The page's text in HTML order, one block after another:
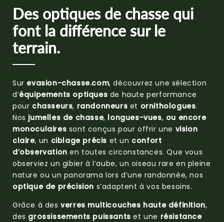
Des optiques de chasse qui
font la différence sur le
terrain.
Sur evasion-chasse.com, découvrez une sélection
d’équipements optiques de haute performance
pour chasseurs, randonneurs et ornithologues.
Nos jumelles de chasse, longues-vues, ou encore
monoculaires sont conçus pour offrir une vision
claire, un ciblage précis et un confort
d’observation en toutes circonstances. Que vous
observiez un gibier à l’aube, un oiseau rare en pleine
nature ou un panorama lors d’une randonnée, nos
optique de précision s’adaptent à vos besoins.
Grâce à desverres multicouches haute définition,
des grossissements puissants et une résistance